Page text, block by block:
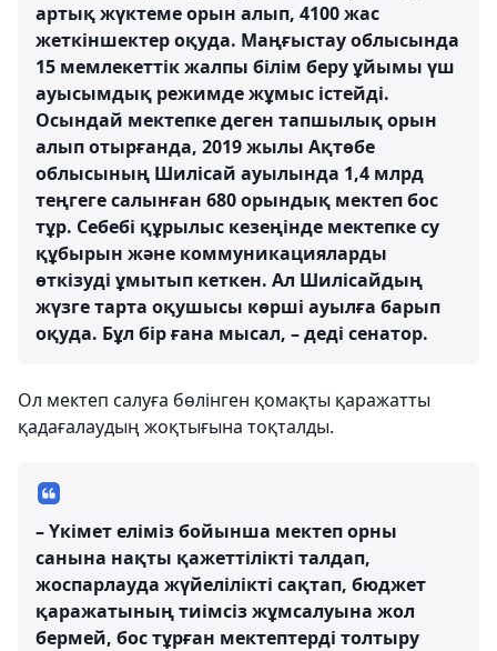
артық жүктеме орын алып, 4100 жас
жеткіншектер оқуда. Маңғыстау облысында
15 мемлекеттік жалпы білім беру ұйымы үш
ауысымдық режимде жұмыс істейді.
Осындай мектепке деген тапшылық орын
алып отырғанда, 2019 жылы Ақтөбе
облысының Шилісай ауылында 1,4 млрд
теңгеге салынған 680 орындық мектеп бос
тұр. Себебі құрылыс кезеңінде мектепке су
құбырын және коммуникацияларды
өткізуді ұмытып кеткен. Ал Шилісайдың
жүзге тарта оқушысы көрші ауылға барып
оқуда. Бұл бір ғана мысал, – деді сенатор.
Ол мектеп салуға бөлінген қомақты қаражатты
қадағалаудың жоқтығына тоқталды.
– Үкімет еліміз бойынша мектеп орны
санына нақты қажеттілікті талдап,
жоспарлауда жүйелілікті сақтап, бюджет
қаражатының тиімсіз жұмсалуына жол
бермей, бос тұрған мектептерді толтыру